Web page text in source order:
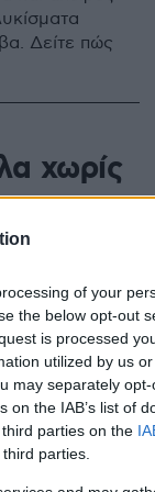
of your
the below opt-out
is processed
utilized by us
may separately
the IAB’s list of
parties on the
parties.
Δείτε πώς
χωρίς
σου
τη γλουτένη
που θα